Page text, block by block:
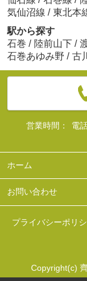
気仙沼線 / 東北本
駅から探す
石巻 / 陸前山下 /
石巻あゆみ野 / 古川
営業時間：
電
ホーム
お問い合わせ
プライバシーポリ
Copyright(c)